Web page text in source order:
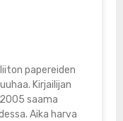
papereiden
Kirjailijan
saama
Aika harva